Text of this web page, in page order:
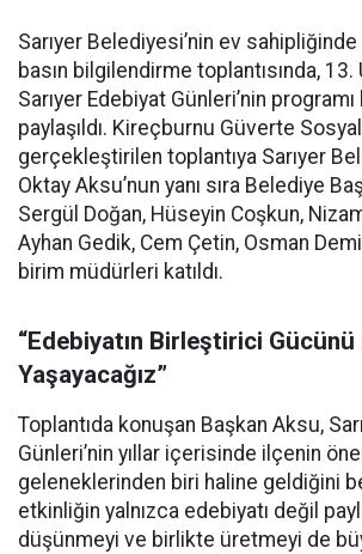
Sarıyer Belediyesi’nin ev
basın bilgilendirme toplantısında, 13.
Sarıyer Edebiyat Günleri’nin
paylaşıldı. Kireçburnu Güverte
gerçekleştirilen toplantıya Sarıyer
Oktay Aksu’nun yanı sıra Belediye
Sergül Doğan, Hüseyin Coşkun,
Ayhan Gedik, Cem Çetin, Osman
birim müdürleri katıldı.
“Edebiyatın Birleştirici
Yaşayacağız”
Toplantıda konuşan Başkan Aksu,
Günleri’nin yıllar içerisinde ilçenin
geleneklerinden biri haline geldiğini
etkinliğin yalnızca edebiyatı değil
düşünmeyi ve birlikte üretmeyi de